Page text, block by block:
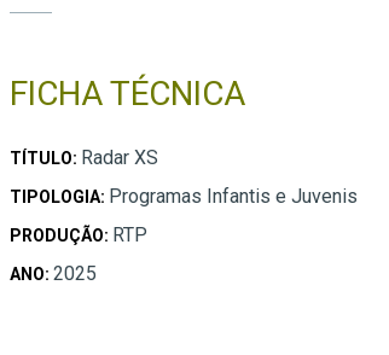
FICHA TÉCNICA
TÍTULO: Radar XS
TIPOLOGIA: Programas Infantis e Juvenis
PRODUÇÃO: RTP
ANO: 2025